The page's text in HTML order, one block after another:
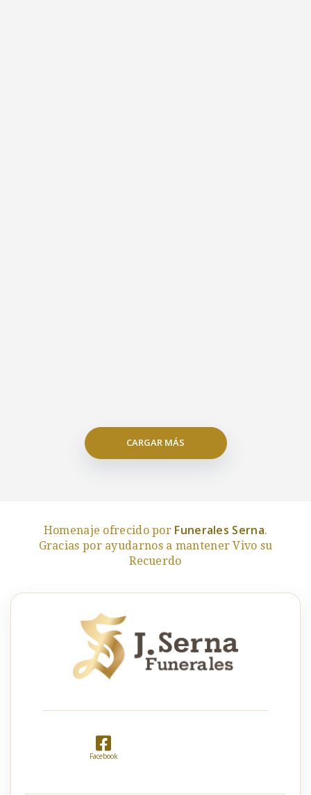
CARGAR MÁS
Homenaje ofrecido por Funerales Serna.
Gracias por ayudarnos a mantener Vivo su
Recuerdo
Facebook